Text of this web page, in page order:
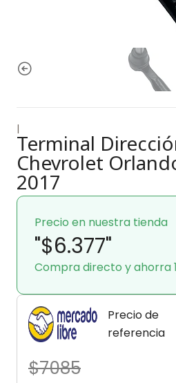
|
Terminal
Chevrolet
2017
Precio en nuestra tienda
"$6.377"
Compra directo y ahorra
Precio de
referencia
$7085